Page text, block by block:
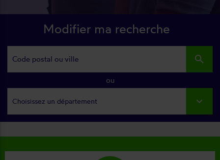
Modifier ma recherche
search
ou
Choisissez un département